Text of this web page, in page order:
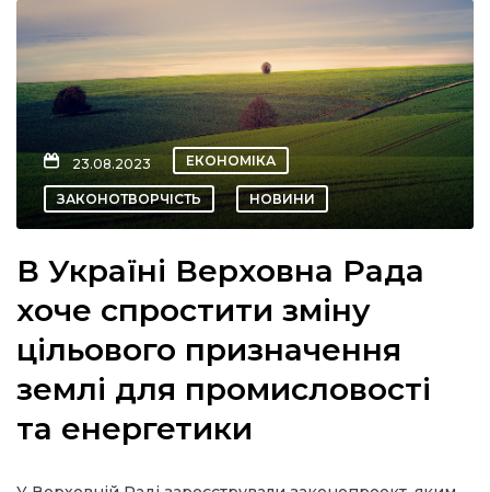
новини
політика
23.08.2023 ЕКОНОМІКА
ЗАКОНОТВОРЧІСТЬ НОВИНИ
В Україні Верховна Рада
хоче спростити зміну
цільового призначення
землі для промисловості
та енергетики